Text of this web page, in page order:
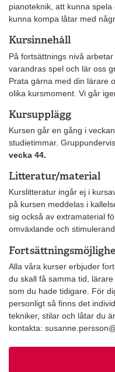
pianoteknik, att kunna
kunna kompa låtar med
Kursinnehåll
På fortsättnings nivå
varandras spel och lär oss
Prata gärna med din lärare
olika kursmoment. Vi går
Kursupplägg
Kursen går en gång i
studietimmar.
vecka 44.
Litteratur/material
Kurslitteratur ingår ej i
på kursen meddelas i
sig också av extramaterial
omväxlande och
Alla våra kurser erbjuder
du skall få samma tid,
som du hade tidigare. För
personligt så finns det
tekniker, stilar och låtar du
kontakta: